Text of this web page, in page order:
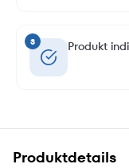
3 Produkt
Produktdetails